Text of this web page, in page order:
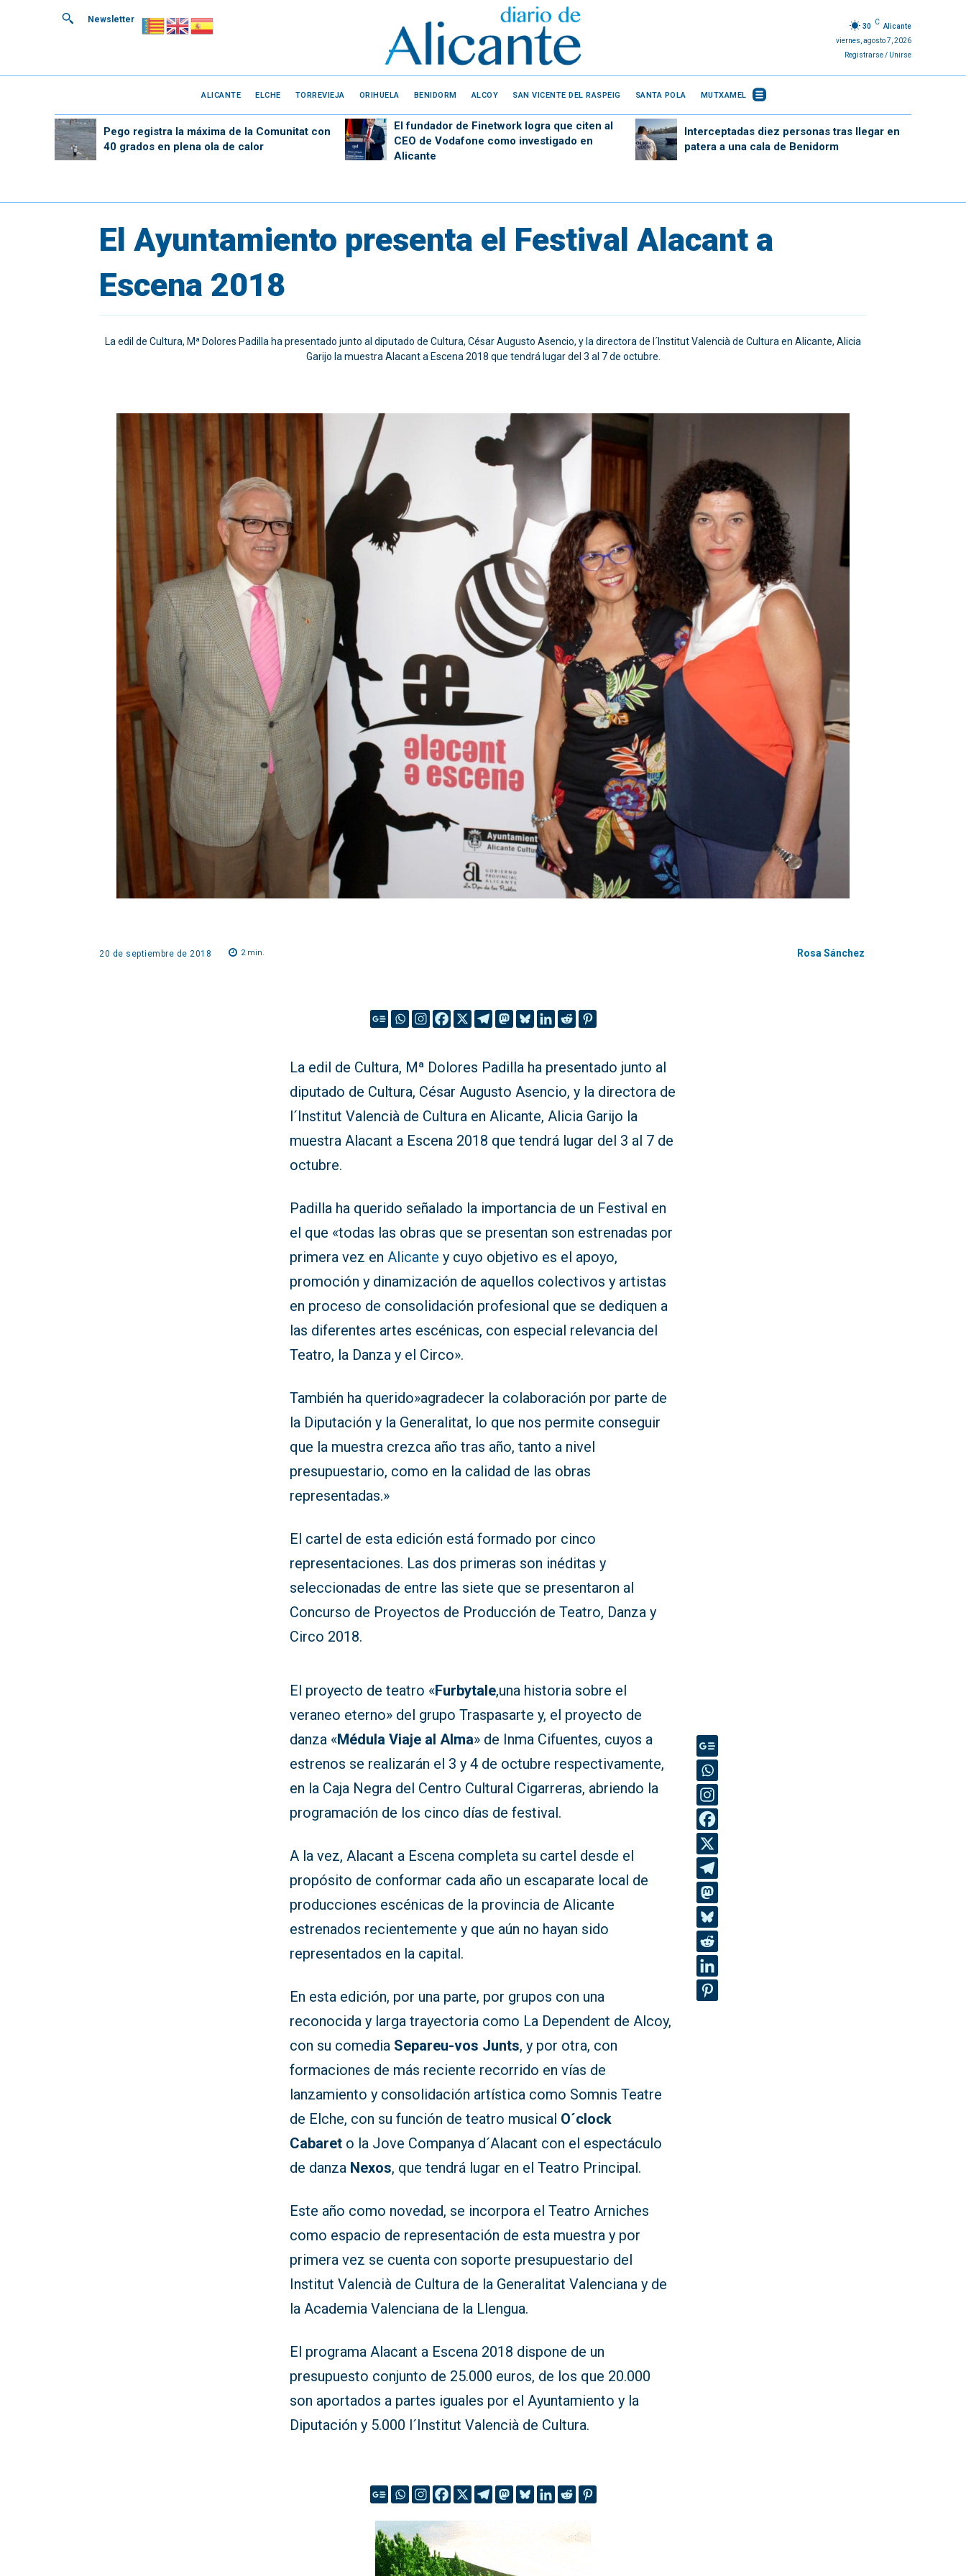
Newsletter
30
C
Alicante
viernes, agosto 7, 2026
Registrarse / Unirse
ALICANTE ELCHE TORREVIEJA ORIHUELA BENIDORM ALCOY SAN VICENTE DEL RASPEIG SANTA POLA MUTXAMEL
Pego registra la máxima de la Comunitat con
40 grados en plena ola de calor
El fundador de Finetwork logra que citen al
CEO de Vodafone como investigado en
Alicante
Interceptadas diez personas tras llegar en
patera a una cala de Benidorm
El Ayuntamiento presenta el Festival Alacant a
Escena 2018
La edil de Cultura, Mª Dolores Padilla ha presentado junto al diputado de Cultura, César Augusto Asencio, y la directora de l´Institut Valencià de Cultura en Alicante, Alicia
Garijo la muestra Alacant a Escena 2018 que tendrá lugar del 3 al 7 de octubre.
20 de septiembre de 2018 2min. Rosa Sánchez
La edil de Cultura, Mª Dolores Padilla ha presentado junto al
diputado de Cultura, César Augusto Asencio, y la directora de
l´Institut Valencià de Cultura en Alicante, Alicia Garijo la
muestra Alacant a Escena 2018 que tendrá lugar del 3 al 7 de
octubre.
Padilla ha querido señalado la importancia de un Festival en
el que «todas las obras que se presentan son estrenadas por
primera vez enAlicante y cuyo objetivo es el apoyo,
promoción y dinamización de aquellos colectivos y artistas
en proceso de consolidación profesional que se dediquen a
las diferentes artes escénicas, con especial relevancia del
Teatro, la Danza y el Circo».
También ha querido»agradecer la colaboración por parte de
la Diputación y la Generalitat, lo que nos permite conseguir
que la muestra crezca año tras año, tanto a nivel
presupuestario, como en la calidad de las obras
representadas.»
El cartel de esta edición está formado por cinco
representaciones. Las dos primeras son inéditas y
seleccionadas de entre las siete que se presentaron al
Concurso de Proyectos de Producción de Teatro, Danza y
Circo 2018.
El proyecto de teatro «Furbytale,una historia sobre el
veraneo eterno» del grupo Traspasarte y, el proyecto de
danza «Médula Viaje al Alma» de Inma Cifuentes, cuyos a
estrenos se realizarán el 3 y 4 de octubre respectivamente,
en la Caja Negra del Centro Cultural Cigarreras, abriendo la
programación de los cinco días de festival.
A la vez, Alacant a Escena completa su cartel desde el
propósito de conformar cada año un escaparate local de
producciones escénicas de la provincia de Alicante
estrenados recientemente y que aún no hayan sido
representados en la capital.
En esta edición, por una parte, por grupos con una
reconocida y larga trayectoria como La Dependent de Alcoy,
con su comedia Separeu-vos Junts, y por otra, con
formaciones de más reciente recorrido en vías de
lanzamiento y consolidación artística como Somnis Teatre
de Elche, con su función de teatro musical O´clock
Cabaret o la Jove Companya d´Alacant con el espectáculo
de danza Nexos, que tendrá lugar en el Teatro Principal.
Este año como novedad, se incorpora el Teatro Arniches
como espacio de representación de esta muestra y por
primera vez se cuenta con soporte presupuestario del
Institut Valencià de Cultura de la Generalitat Valenciana y de
la Academia Valenciana de la Llengua.
El programa Alacant a Escena 2018 dispone de un
presupuesto conjunto de 25.000 euros, de los que 20.000
son aportados a partes iguales por el Ayuntamiento y la
Diputación y 5.000 l´Institut Valencià de Cultura.